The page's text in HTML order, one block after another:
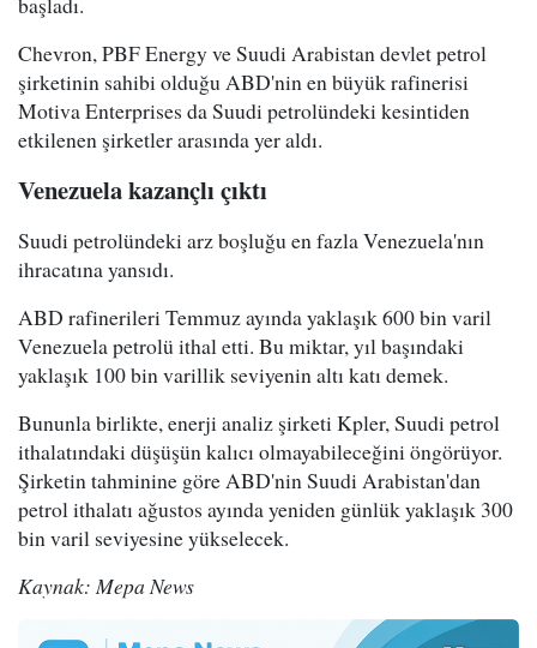
Chevron, PBF Energy ve Suudi Arabistan devlet petrol
şirketinin sahibi olduğu ABD'nin en büyük rafinerisi
Motiva Enterprises da Suudi petrolündeki kesintiden
etkilenen şirketler arasında yer aldı.
Venezuela kazançlı çıktı
Suudi petrolündeki arz boşluğu en fazla Venezuela'nın
ihracatına yansıdı.
ABD rafinerileri Temmuz ayında yaklaşık 600 bin varil
Venezuela petrolü ithal etti. Bu miktar, yıl başındaki
yaklaşık 100 bin varillik seviyenin altı katı demek.
Bununla birlikte, enerji analiz şirketi Kpler, Suudi petrol
ithalatındaki düşüşün kalıcı olmayabileceğini öngörüyor.
Şirketin tahminine göre ABD'nin Suudi Arabistan'dan
petrol ithalatı ağustos ayında yeniden günlük yaklaşık 300
bin varil seviyesine yükselecek.
Kaynak: Mepa News